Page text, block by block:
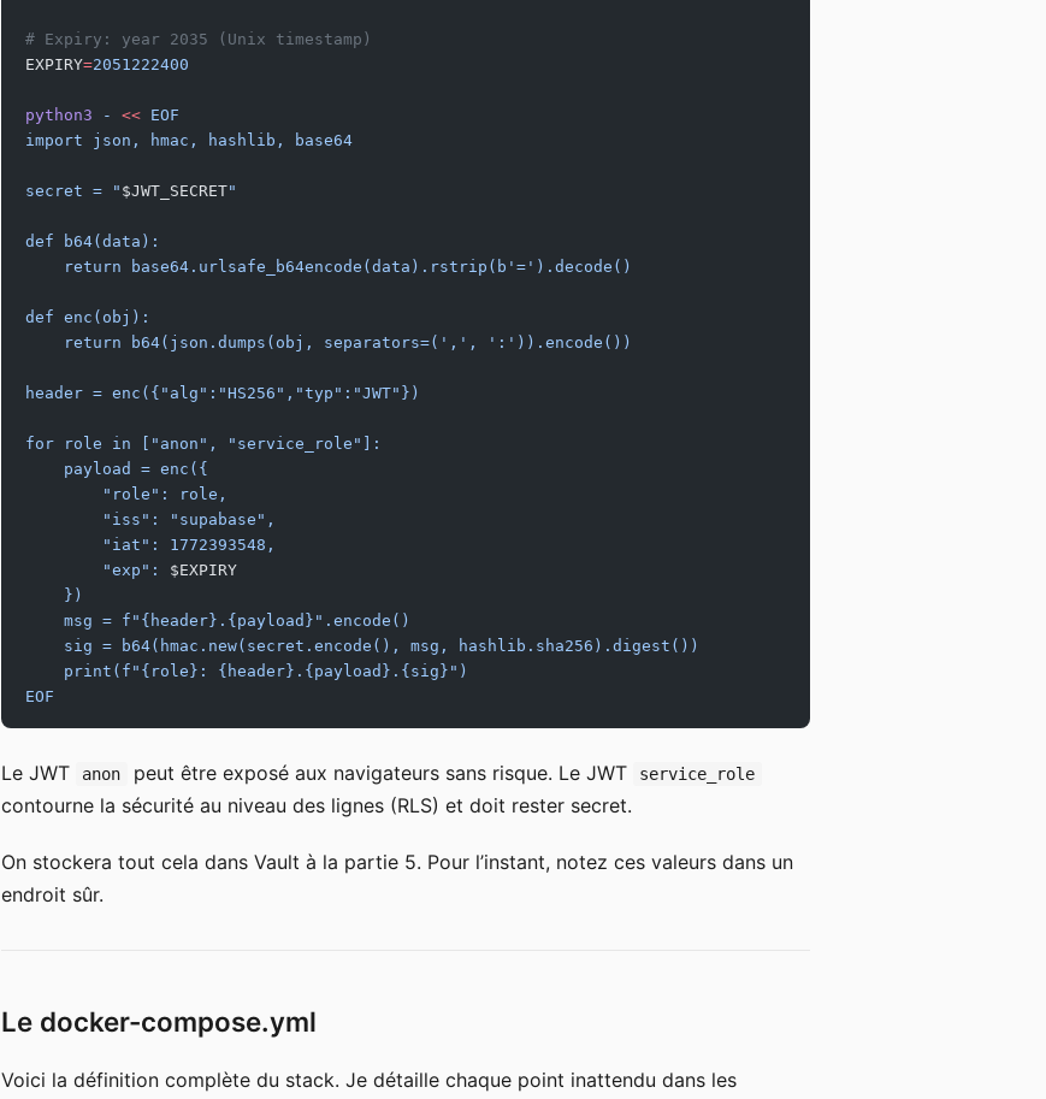
# Expiry: year 2035 (Unix timestamp)
EXPIRY=2051222400
python3 - << EOF
import json, hmac, hashlib, base64
secret = " $JWT_SECRET"
def b64(data):
    return base64.urlsafe_b64encode(data).rstrip(b'=').decode()
def enc(obj):
    return b64(json.dumps(obj, separators=(',', ':')).encode())
header = enc({"alg":"HS256","typ":"JWT"})
for role in ["anon", "service_role"]:
    payload = enc({
        "role": role,
        "iss": "supabase",
        "iat": 1772393548,
        "exp":
$EXPIRY
    })
    msg = f"{header}.{payload}".encode()
    sig = b64(hmac.new(secret.encode(), msg, hashlib.sha256).digest())
    print(f"{role}: {header}.{payload}.{sig}")
EOF
Le JWT anon peut être exposé aux navigateurs sans risque. Le JWT service_role
contourne la sécurité au niveau des lignes (RLS) et doit rester secret.
On stockera tout cela dans Vault à la partie 5. Pour l’instant, notez ces valeurs dans un
endroit sûr.
Le docker-compose.yml
Voici la définition complète du stack. Je détaille chaque point inattendu dans les